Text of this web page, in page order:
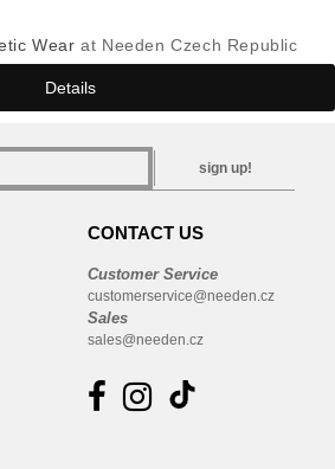
Wear at Needen Czech Republic
Details
sign up!
CONTACT US
Customer Service
customerservice@needen.cz
Sales
sales@needen.cz